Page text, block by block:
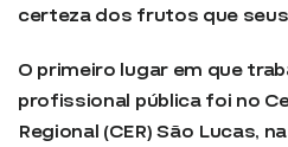
certeza dos frutos que
O primeiro lugar em que
profissional pública foi no
Regional (CER) São Lucas,